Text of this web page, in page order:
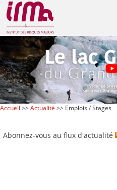
Accueil >>Actualité >> Emplois / Stages
Abonnez-vous au flux d'actualité